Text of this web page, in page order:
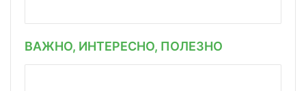
ВАЖНО, ИНТЕРЕСНО, ПОЛЕЗНО